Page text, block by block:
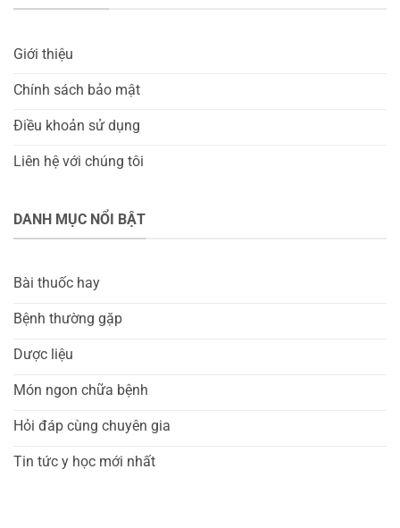
Giới thiệu
Chính sách bảo mật
Điều khoản sử dụng
Liên hệ với chúng tôi
DANH MỤC NỔI BẬT
Bài thuốc hay
Bệnh thường gặp
Dược liệu
Món ngon chữa bệnh
Hỏi đáp cùng chuyên gia
Tin tức y học mới nhất